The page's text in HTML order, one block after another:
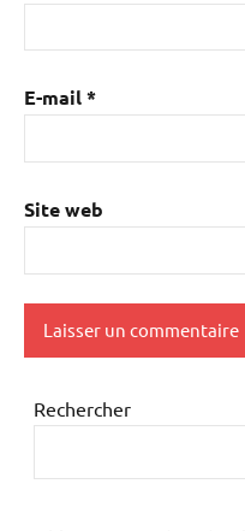
E-mail*
Site web
Rechercher